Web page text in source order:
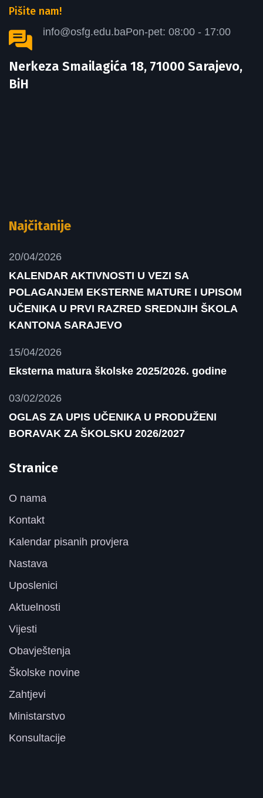
Pišite nam!
info@osfg.edu.baPon-pet: 08:00 - 17:00
Nerkeza Smailagića 18, 71000 Sarajevo,
BiH
Najčitanije
20/04/2026
KALENDAR AKTIVNOSTI U VEZI SA
POLAGANJEM EKSTERNE MATURE I UPISOM
UČENIKA U PRVI RAZRED SREDNJIH ŠKOLA
KANTONA SARAJEVO
15/04/2026
Eksterna matura školske 2025/2026. godine
03/02/2026
OGLAS ZA UPIS UČENIKA U PRODUŽENI
BORAVAK ZA ŠKOLSKU 2026/2027
Stranice
O nama
Kontakt
Kalendar pisanih provjera
Nastava
Uposlenici
Aktuelnosti
Vijesti
Obavještenja
Školske novine
Zahtjevi
Ministarstvo
Konsultacije